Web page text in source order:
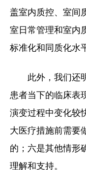
盖室内质控、室间
室日常管理和室内
标准化和同质化水
此外，我们还
患者当下的临床表
演变过程中变化较
大医疗措施前需要
的；六是其他情形
理解和支持。